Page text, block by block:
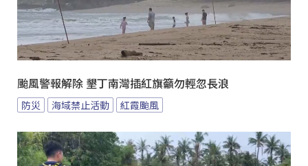
颱風警報解除 墾丁南灣插紅旗籲勿輕忽長浪
防災 海域禁止活動 紅霞颱風